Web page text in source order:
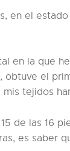
en el
en la que
el
tejidos
de las 16
es saber